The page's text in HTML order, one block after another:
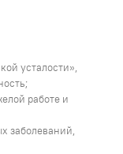
усталости»,
работе и
заболеваний,